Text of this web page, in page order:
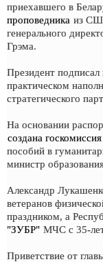
приехавшего в
проповедника из
генерального
Грэма.
Президент
практическом
стратегического
На основании
создана госкомиссия
пособий в
министр
Александр
ветеранов
праздником, а
"ЗУБР" МЧС с 35-
Приветствие от